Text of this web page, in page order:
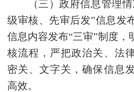
（三）政府信息管理情
级审核、先审后发”信息发
信息内容发布“三审”制度，
核流程，严把政治关、法
密关、文字关，确保信息
高效。